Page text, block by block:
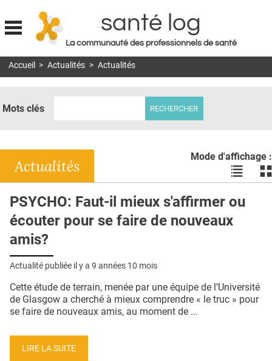
Jump to navigation
santé log
La communauté des professionnels de santé
MON COMPTE
DOSSIERS
RÉSEAUX
E-REVUE SAD
THÉMA
L'APP
PUBLICITÉ
CONTACT
Accueil > Actualités > Actualités
Mots clés
Mode d'affichage :
Voir
les
en
liste
les
Actualités
PSYCHO: Faut-il mieux s'affirmer ou
écouter pour se faire de nouveaux
amis?
Actualité publiée il y a 9 années 10 mois
Cette étude de terrain, menée par une équipe de l’Université
de Glasgow a cherché à mieux comprendre « le truc » pour
se faire de nouveaux amis, au moment de ...
LIRE LA SUITE